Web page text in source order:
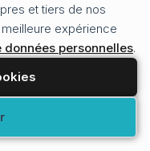
et tiers de nos
expérience
données personnelles.
besoin d’avoir votre
Vous en aurez
des billets